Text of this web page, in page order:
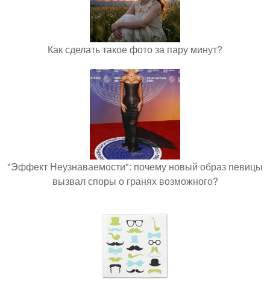
Как сделать такое фото за пару минут?
"Эффект Неузнаваемости": почему новый образ певицы
вызвал споры о гранях возможного?